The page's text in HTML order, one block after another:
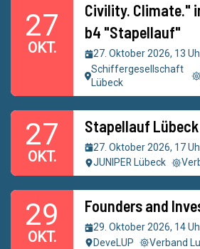
27
OKT.
Civility. Climate."
b4 "Stapellauf"
27. Oktober 2026, 13
Schiffergesellschaft
Lübeck
27
OKT.
Stapellauf Lübeck
27. Oktober 2026, 17
JUNIPER Lübeck
29
OKT.
Founders and
29. Oktober 2026, 14
DeveLUP
Verband